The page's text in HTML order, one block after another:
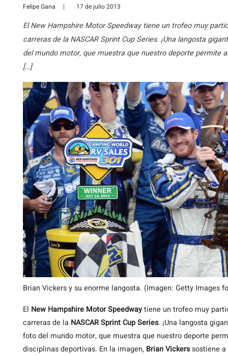
Felipe Gana | 17 de julio 2013
El New Hampshire Motor Speedway tiene un trofeo muy
carreras de la NASCAR Sprint Cup Series. ¡Una langosta
del mundo motor, que muestra que nuestro deporte permite
[…]
Brian Vickers y su enorme langosta. (Imagen: Getty Images
El New Hampshire Motor Speedwaytiene un trofeo muy
carreras de la NASCAR Sprint Cup Series. ¡Una langosta
foto del mundo motor, que muestra que nuestro deporte
disciplinas deportivas. En la imagen, Brian Vickerssostiene a